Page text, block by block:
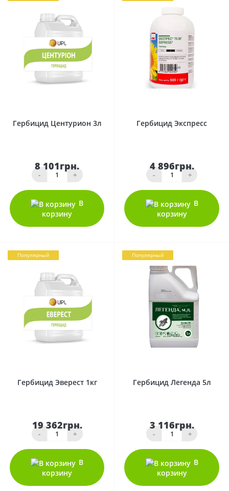
Гербицид Центурион 3л
8 101грн.
- +
В
корзину
Гербицид Экспресс
4 896грн.
- +
В
корзину
Популярный
Гербицид Эверест 1кг
19 362грн.
- +
В
корзину
Популярный
Гербицид Легенда 5л
3 116грн.
- +
В
корзину